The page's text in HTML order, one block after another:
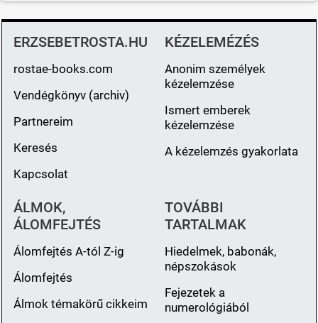
ERZSEBETROSTA.HU
rostae-books.com
Vendégkönyv (archiv)
Partnereim
Keresés
Kapcsolat
KÉZELEMÉZÉS
Anonim személyek
kézelemzése
Ismert emberek
kézelemzése
A kézelemzés gyakorlata
ÁLMOK,
ÁLOMFEJTÉS
Álomfejtés A-tól Z-ig
Álomfejtés
Álmok témakörű cikkeim
TOVÁBBI
TARTALMAK
Hiedelmek, babonák,
népszokások
Fejezetek a
numerológiából